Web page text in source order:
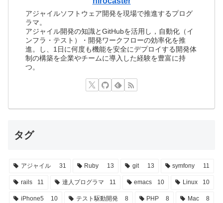
アジャイルソフトウェア開発を現場で推進するプログ
ラマ。
アジャイル開発の知識とGitHubを活用し，自動化（イ
ンフラ・テスト）・開発ワークフローの効率化を推
進。し、1日に何度も機能を安全にデプロイする開発体
制の構築を企業やチームに導入した経験を豊富に持
つ。
タグ
アジャイル 31 Ruby 13 git 13 symfony 11
rails 11 達人プログラマ 11 emacs 10 Linux 10
iPhone5 10 テスト駆動開発 8 PHP 8 Mac 8